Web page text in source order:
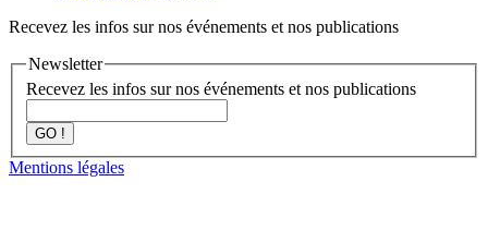
Recevez les infos sur nos événements et nos publications
Newsletter
Recevez les infos sur nos événements et nos publications
GO !
Mentions légales